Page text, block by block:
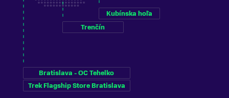
Bratislava - OC Tehelko
Trek Flagship Store Bratislava
Trenčín
Kubínska hoľa